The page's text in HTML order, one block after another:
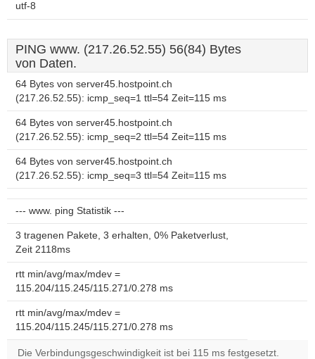
utf-8
PING www. (217.26.52.55) 56(84) Bytes
von Daten.
64 Bytes von server45.hostpoint.ch
(217.26.52.55): icmp_seq=1 ttl=54 Zeit=115 ms
64 Bytes von server45.hostpoint.ch
(217.26.52.55): icmp_seq=2 ttl=54 Zeit=115 ms
64 Bytes von server45.hostpoint.ch
(217.26.52.55): icmp_seq=3 ttl=54 Zeit=115 ms
--- www. ping Statistik ---
3 tragenen Pakete, 3 erhalten, 0% Paketverlust,
Zeit 2118ms
rtt min/avg/max/mdev =
115.204/115.245/115.271/0.278 ms
rtt min/avg/max/mdev =
115.204/115.245/115.271/0.278 ms
Die Verbindungsgeschwindigkeit ist bei 115 ms festgesetzt.